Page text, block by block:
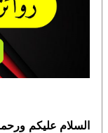
السلام عليكم